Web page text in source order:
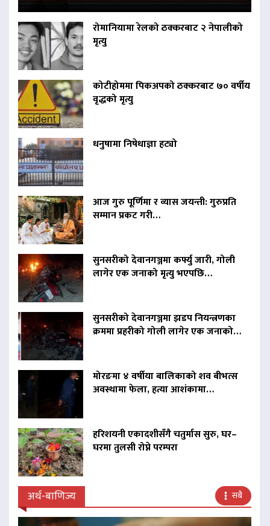
रोमानियामा रेलको ठक्करबाट २ नेपालीको
मृत्यु
कोटीहोममा पिकअपको ठक्करबाट ७० वर्षीय
वृद्धको मृत्यु
धनुषामा निषेधाज्ञा हट्यो
आज गुरु पूर्णिमा र व्यास जयन्ती: गुरुप्रति
सम्मान प्रकट गरी…
सुनसरीको देवानगञ्जमा कर्फ्यु जारी, गोली
लागेर एक जनाको मृत्यु भएपछि…
सुनसरीको देवानगञ्जमा झडप नियन्त्रणका
क्रममा प्रहरीको गोली लागेर एक जनाको…
मोरङमा ४ वर्षीया बालिकाको शव बीभत्स
अवस्थामा फेला, हत्या आशंकामा…
हरिशयनी एकादशीसँगै चतुर्मास सुरु, घर–
घरमा तुलसी रोप्ने परम्परा
अर्थ-बाणिज्य सबै